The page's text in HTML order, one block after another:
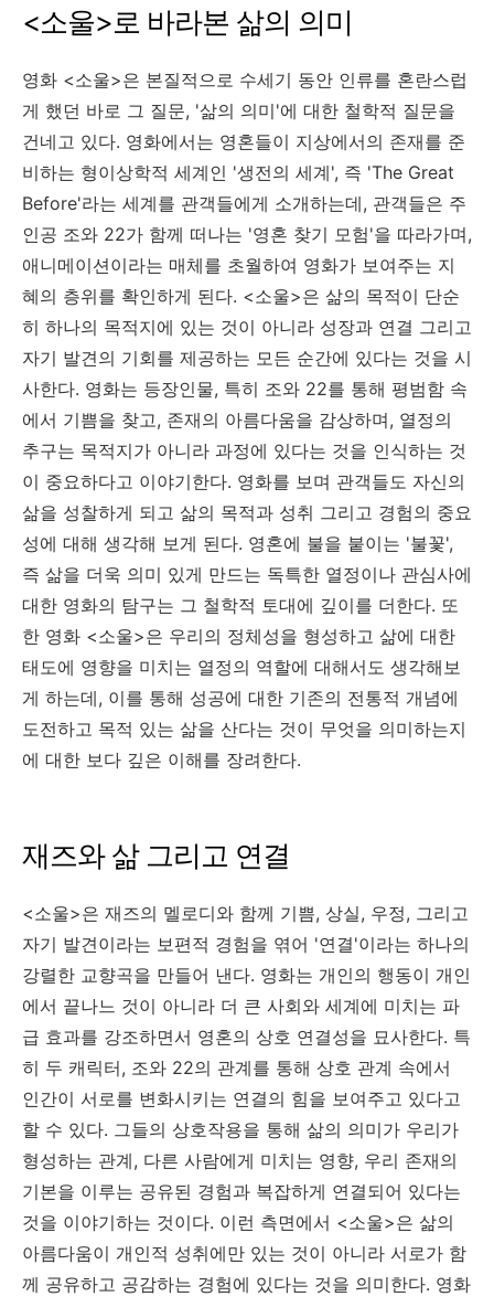
<소울>로 바라본 삶의 의미
영화 <소울>은 본질적으로 수세기 동안 인류를 혼란스럽
게 했던 바로 그 질문, '삶의 의미'에 대한 철학적 질문을
건네고 있다. 영화에서는 영혼들이 지상에서의 존재를 준
비하는 형이상학적 세계인 '생전의 세계', 즉 'The Great
Before'라는 세계를 관객들에게 소개하는데, 관객들은 주
인공 조와 22가 함께 떠나는 '영혼 찾기 모험'을 따라가며,
애니메이션이라는 매체를 초월하여 영화가 보여주는 지
혜의 층위를 확인하게 된다. <소울>은 삶의 목적이 단순
히 하나의 목적지에 있는 것이 아니라 성장과 연결 그리고
자기 발견의 기회를 제공하는 모든 순간에 있다는 것을 시
사한다. 영화는 등장인물, 특히 조와 22를 통해 평범함 속
에서 기쁨을 찾고, 존재의 아름다움을 감상하며, 열정의
추구는 목적지가 아니라 과정에 있다는 것을 인식하는 것
이 중요하다고 이야기한다. 영화를 보며 관객들도 자신의
삶을 성찰하게 되고 삶의 목적과 성취 그리고 경험의 중요
성에 대해 생각해 보게 된다. 영혼에 불을 붙이는 '불꽃',
즉 삶을 더욱 의미 있게 만드는 독특한 열정이나 관심사에
대한 영화의 탐구는 그 철학적 토대에 깊이를 더한다. 또
한 영화 <소울>은 우리의 정체성을 형성하고 삶에 대한
태도에 영향을 미치는 열정의 역할에 대해서도 생각해보
게 하는데, 이를 통해 성공에 대한 기존의 전통적 개념에
도전하고 목적 있는 삶을 산다는 것이 무엇을 의미하는지
에 대한 보다 깊은 이해를 장려한다.
재즈와 삶 그리고 연결
<소울>은 재즈의 멜로디와 함께 기쁨, 상실, 우정, 그리고
자기 발견이라는 보편적 경험을 엮어 '연결'이라는 하나의
강렬한 교향곡을 만들어 낸다. 영화는 개인의 행동이 개인
에서 끝나느 것이 아니라 더 큰 사회와 세계에 미치는 파
급 효과를 강조하면서 영혼의 상호 연결성을 묘사한다. 특
히 두 캐릭터, 조와 22의 관계를 통해 상호 관계 속에서
인간이 서로를 변화시키는 연결의 힘을 보여주고 있다고
할 수 있다. 그들의 상호작용을 통해 삶의 의미가 우리가
형성하는 관계, 다른 사람에게 미치는 영향, 우리 존재의
기본을 이루는 공유된 경험과 복잡하게 연결되어 있다는
것을 이야기하는 것이다. 이런 측면에서 <소울>은 삶의
아름다움이 개인적 성취에만 있는 것이 아니라 서로가 함
께 공유하고 공감하는 경험에 있다는 것을 의미한다. 영화